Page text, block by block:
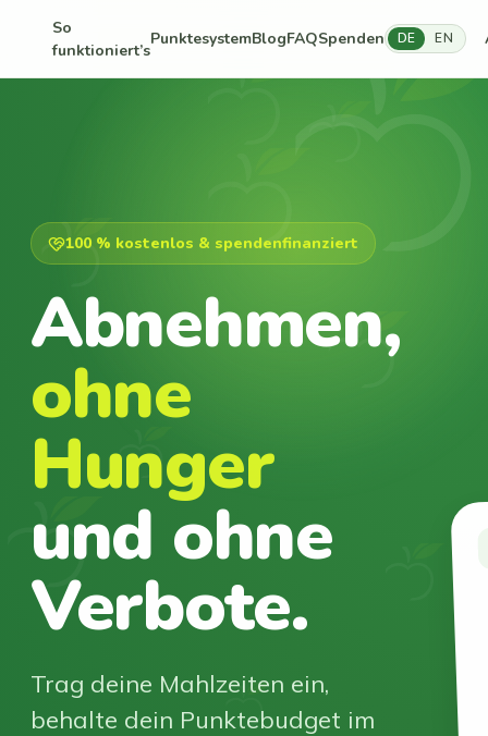
So
funktioniert’s
PunktesystemBlogFAQSpenden DE EN
100 % kostenlos & spendenfinanziert
Abnehmen,
ohne
Hunger
und ohne
Verbote.
Trag deine Mahlzeiten ein,
behalte dein Punktebudget im